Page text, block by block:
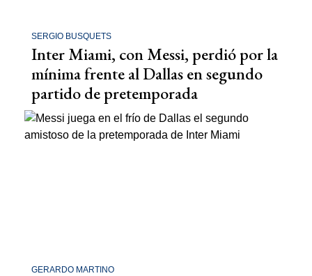
SERGIO BUSQUETS
Inter Miami, con Messi, perdió por la
mínima frente al Dallas en segundo
partido de pretemporada
GERARDO MARTINO